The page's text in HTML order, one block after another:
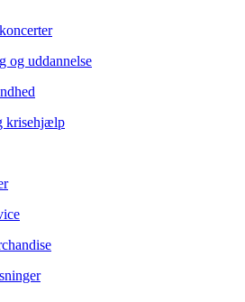
og uddannelse
krisehjælp